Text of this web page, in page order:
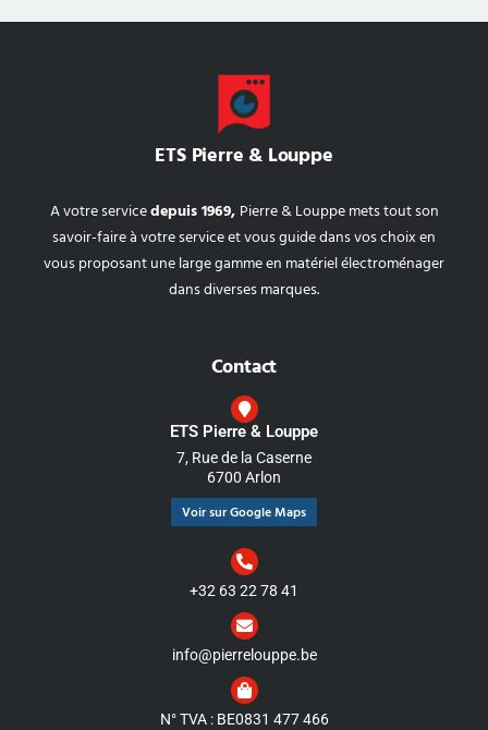
ETS Pierre & Louppe
A votre servicedepuis 1969, Pierre & Louppe mets tout son
savoir-faire à votre service et vous guide dans vos choix en
vous proposant une large gamme en matériel électroménager
dans diverses marques.
Contact
ETS Pierre & Louppe
7, Rue de la Caserne
6700 Arlon
Voir sur Google Maps
+32 63 22 78 41
info@pierrelouppe.be
N° TVA : BE0831 477 466